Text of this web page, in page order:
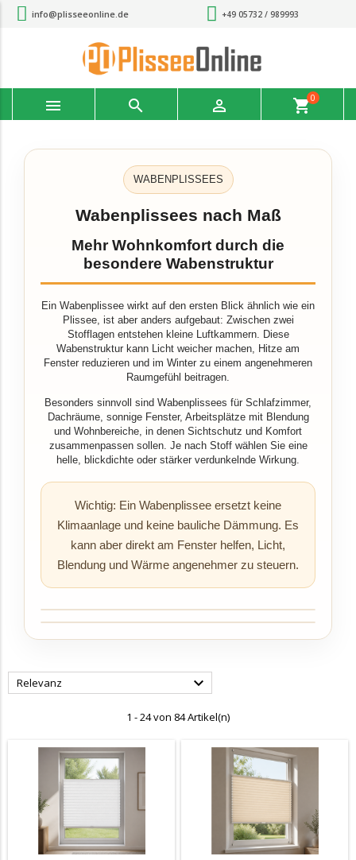
info@plisseeonline.de +49 05732 / 989993
   shopping_cart0
WABENPLISSEES
Wabenplissees nach Maß
Mehr Wohnkomfort durch die
besondere Wabenstruktur
Ein Wabenplissee wirkt auf den ersten Blick ähnlich wie ein
Plissee, ist aber anders aufgebaut: Zwischen zwei
Stofflagen entstehen kleine Luftkammern. Diese
Wabenstruktur kann Licht weicher machen, Hitze am
Fenster reduzieren und im Winter zu einem angenehmeren
Raumgefühl beitragen.
Besonders sinnvoll sind Wabenplissees für Schlafzimmer,
Dachräume, sonnige Fenster, Arbeitsplätze mit Blendung
und Wohnbereiche, in denen Sichtschutz und Komfort
zusammenpassen sollen. Je nach Stoff wählen Sie eine
helle, blickdichte oder stärker verdunkelnde Wirkung.
Wichtig: Ein Wabenplissee ersetzt keine
Klimaanlage und keine bauliche Dämmung. Es
kann aber direkt am Fenster helfen, Licht,
Blendung und Wärme angenehmer zu steuern.
Relevanz 
1 - 24 von 84 Artikel(n)